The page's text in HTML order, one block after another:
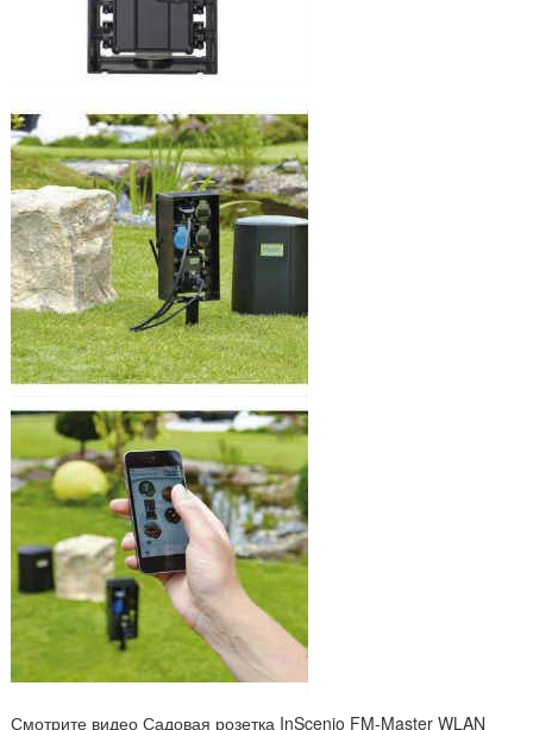
Смотрите видео Садовая розетка InScenio FM-Master WLAN